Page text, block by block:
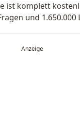
ist komplett
und 1.650.000